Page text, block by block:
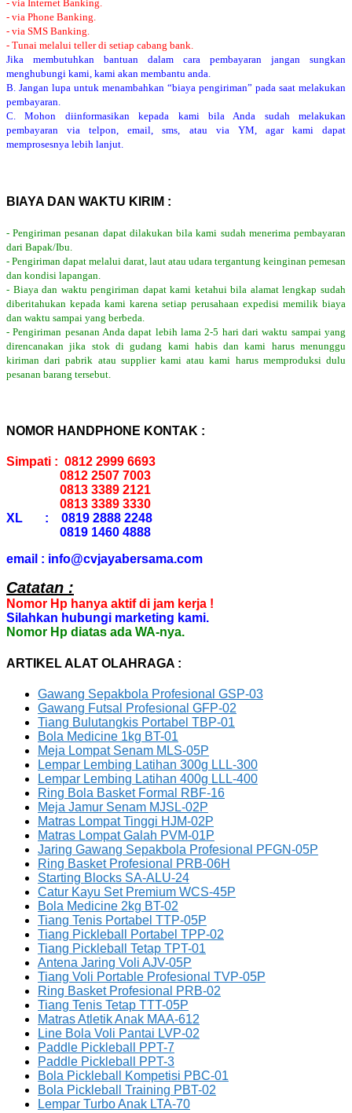
- via Internet Banking.
- via Phone Banking.
- via SMS Banking.
- Tunai melalui teller di setiap cabang bank.
Jika membutuhkan bantuan dalam cara pembayaran jangan sungkan
menghubungi kami, kami akan membantu anda.
B. Jangan lupa untuk menambahkan “biaya pengiriman” pada saat melakukan
pembayaran.
C. Mohon diinformasikan kepada kami bila Anda sudah melakukan
pembayaran via telpon, email, sms, atau via YM, agar kami dapat
memprosesnya lebih lanjut.
BIAYA DAN WAKTU KIRIM :
- Pengiriman pesanan dapat dilakukan bila kami sudah menerima pembayaran
dari Bapak/Ibu.
- Pengiriman dapat melalui darat, laut atau udara tergantung keinginan pemesan
dan kondisi lapangan.
- Biaya dan waktu pengiriman dapat kami ketahui bila alamat lengkap sudah
diberitahukan kepada kami karena setiap perusahaan expedisi memilik biaya
dan waktu sampai yang berbeda.
- Pengiriman pesanan Anda dapat lebih lama 2-5 hari dari waktu sampai yang
direncanakan jika stok di gudang kami habis dan kami harus menunggu
kiriman dari pabrik atau supplier kami atau kami harus memproduksi dulu
pesanan barang tersebut.
NOMOR HANDPHONE KONTAK :
Simpati : 0812 2999 6693
0812 2507 7003
0813 3389 2121
0813 3389 3330
XL : 0819 2888 2248
0819 1460 4888
email : info@cvjayabersama.com
Catatan :
Nomor Hp hanya aktif di jam kerja !
Silahkan hubungi marketing kami.
Nomor Hp diatas ada WA-nya.
ARTIKEL ALAT OLAHRAGA :
Gawang Sepakbola Profesional GSP-03
Gawang Futsal Profesional GFP-02
Tiang Bulutangkis Portabel TBP-01
Bola Medicine 1kg BT-01
Meja Lompat Senam MLS-05P
Lempar Lembing Latihan 300g LLL-300
Lempar Lembing Latihan 400g LLL-400
Ring Bola Basket Formal RBF-16
Meja Jamur Senam MJSL-02P
Matras Lompat Tinggi HJM-02P
Matras Lompat Galah PVM-01P
Jaring Gawang Sepakbola Profesional PFGN-05P
Ring Basket Profesional PRB-06H
Starting Blocks SA-ALU-24
Catur Kayu Set Premium WCS-45P
Bola Medicine 2kg BT-02
Tiang Tenis Portabel TTP-05P
Tiang Pickleball Portabel TPP-02
Tiang Pickleball Tetap TPT-01
Antena Jaring Voli AJV-05P
Tiang Voli Portable Profesional TVP-05P
Ring Basket Profesional PRB-02
Tiang Tenis Tetap TTT-05P
Matras Atletik Anak MAA-612
Line Bola Voli Pantai LVP-02
Paddle Pickleball PPT-7
Paddle Pickleball PPT-3
Bola Pickleball Kompetisi PBC-01
Bola Pickleball Training PBT-02
Lempar Turbo Anak LTA-70